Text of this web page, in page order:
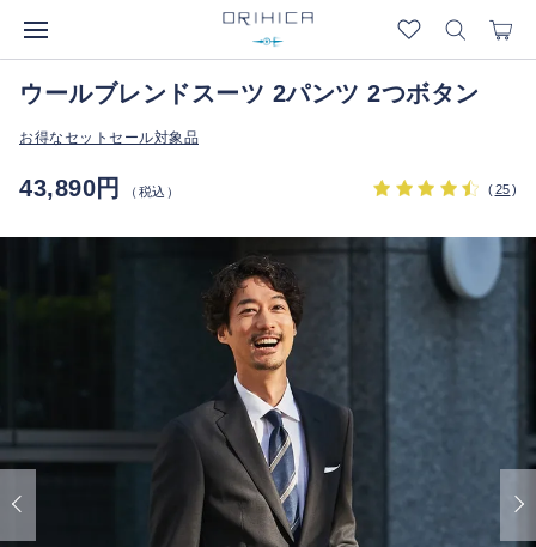
ウールブレンドスーツ 2パンツ 2つボタン
お得なセットセール対象品
43,890円 （税込） (25)